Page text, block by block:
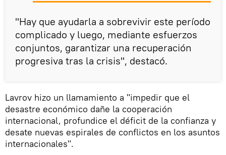
"Hay que ayudarla a sobrevivir este período
complicado y luego, mediante esfuerzos
conjuntos, garantizar una recuperación
progresiva tras la crisis", destacó.
Lavrov hizo un llamamiento a "impedir que el
desastre económico dañe la cooperación
internacional, profundice el déficit de la confianza y
desate nuevas espirales de conflictos en los asuntos
internacionales".